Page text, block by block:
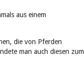
aus einem
die von Pferden
man auch diesen zum